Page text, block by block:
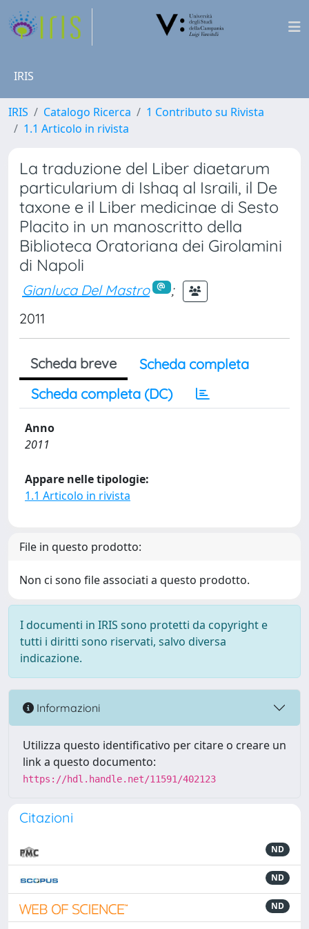
IRIS
IRIS Catalogo Ricerca
1 Contributo su Rivista
1.1 Articolo in rivista
La traduzione del Liber diaetarum
particularium di Ishaq al Israili, il De
taxone e il Liber medicinae di Sesto
Placito in un manoscritto della
Biblioteca Oratoriana dei Girolamini
di Napoli
Gianluca Del Mastro
;
2011
Scheda breve
Scheda completa
Scheda completa (DC)
Anno
2011
Appare nelle tipologie:
1.1 Articolo in rivista
File in questo prodotto:
Non ci sono file associati a questo prodotto.
I documenti in IRIS sono protetti da copyright e
tutti i diritti sono riservati, salvo diversa
indicazione.
Informazioni
Utilizza questo identificativo per citare o creare un
link a questo documento:
https://hdl.handle.net/11591/402123
Citazioni
ND
ND
ND